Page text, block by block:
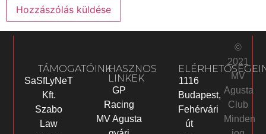
TÁMOGATÓINK
SaSfLyNeT
Kft.
Szabo
Law
HASZNOS
LINKEK
GP
Racing
MV Agusta
1116
Budapest,
Fehérvári
út
©
2021
MV
Agusta
Club
Minden